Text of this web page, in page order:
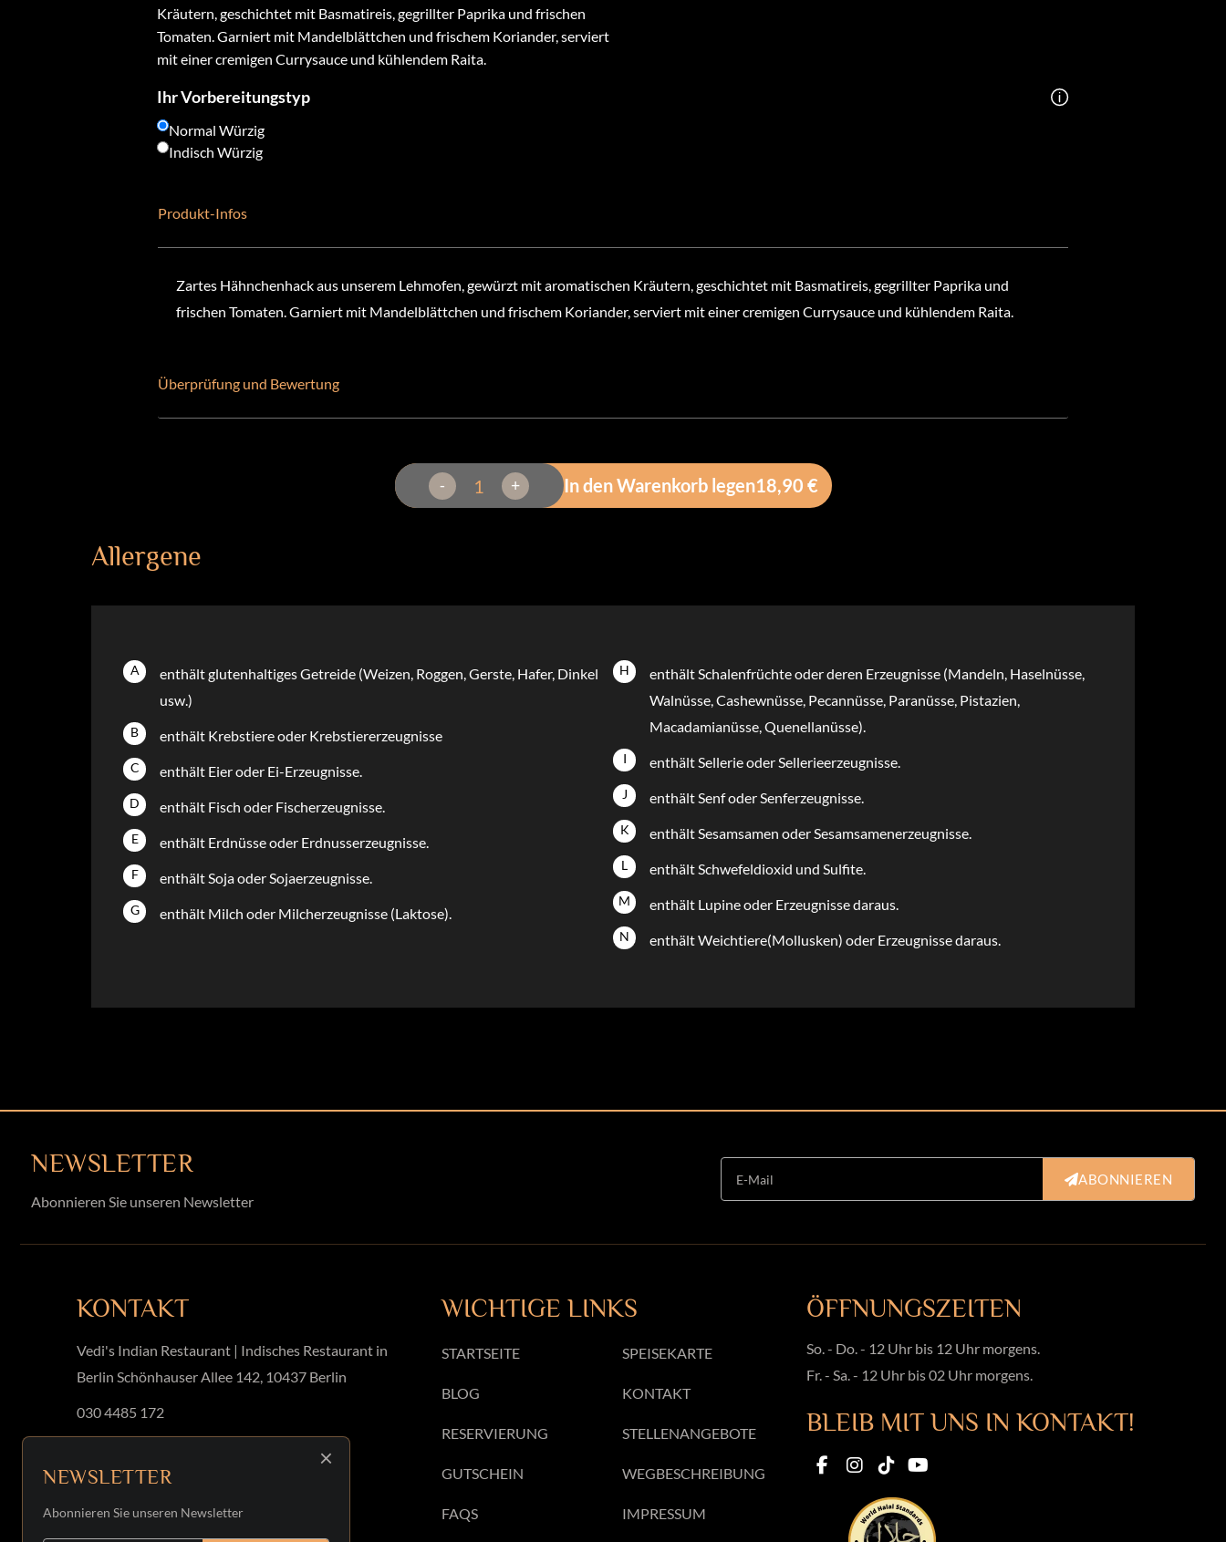
Kräutern, geschichtet mit Basmatireis, gegrillter Paprika und frischen
Tomaten. Garniert mit Mandelblättchen und frischem Koriander, serviert
mit einer cremigen Currysauce und kühlendem Raita.
Ihr Vorbereitungstyp
Normal Würzig
Indisch Würzig
Produkt-Infos
Zartes Hähnchenhack aus unserem Lehmofen, gewürzt mit aromatischen Kräutern, geschichtet mit Basmatireis, gegrillter Paprika und
frischen Tomaten. Garniert mit Mandelblättchen und frischem Koriander, serviert mit einer cremigen Currysauce und kühlendem Raita.
Überprüfung und Bewertung
- + In den Warenkorb legen18,90 €
Allergene
A
enthält glutenhaltiges Getreide (Weizen, Roggen, Gerste, Hafer, Dinkel
usw.)
B enthält Krebstiere oder Krebstiererzeugnisse
C enthält Eier oder Ei-Erzeugnisse.
D enthält Fisch oder Fischerzeugnisse.
E enthält Erdnüsse oder Erdnusserzeugnisse.
F enthält Soja oder Sojaerzeugnisse.
G enthält Milch oder Milcherzeugnisse (Laktose).
H
enthält Schalenfrüchte oder deren Erzeugnisse (Mandeln, Haselnüsse,
Walnüsse, Cashewnüsse, Pecannüsse, Paranüsse, Pistazien,
Macadamianüsse, Quenellanüsse).
I enthält Sellerie oder Sellerieerzeugnisse.
J enthält Senf oder Senferzeugnisse.
K enthält Sesamsamen oder Sesamsamenerzeugnisse.
L enthält Schwefeldioxid und Sulfite.
M enthält Lupine oder Erzeugnisse daraus.
N enthält Weichtiere(Mollusken) oder Erzeugnisse daraus.
NEWSLETTER
Abonnieren Sie unseren Newsletter
ABONNIEREN
KONTAKT
Vedi's Indian Restaurant | Indisches Restaurant in
Berlin Schönhauser Allee 142, 10437 Berlin
030 4485 172
WICHTIGE LINKS
STARTSEITE SPEISEKARTE
BLOG KONTAKT
RESERVIERUNG STELLENANGEBOTE
GUTSCHEIN WEGBESCHREIBUNG
FAQS IMPRESSUM
ÖFFNUNGSZEITEN
So. - Do. - 12 Uhr bis 12 Uhr morgens.
Fr. - Sa. - 12 Uhr bis 02 Uhr morgens.
BLEIB MIT UNS IN KONTAKT!
×
NEWSLETTER
Abonnieren Sie unseren Newsletter